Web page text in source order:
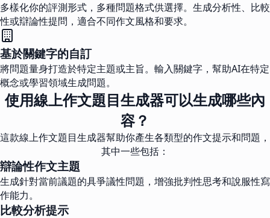
多樣化你的評測形式，多種問題格式供選擇。生成分析性、比較
性或辯論性提問，適合不同作文風格和要求。
基於關鍵字的自訂
將問題量身打造於特定主題或主旨。輸入關鍵字，幫助AI在特定
概念或學習領域生成問題。
使用線上作文題目生成器可以生成哪些內
容？
這款線上作文題目生成器幫助你產生各類型的作文提示和問題，
其中一些包括：
辯論性作文主題
生成針對當前議題的具爭議性問題，增強批判性思考和說服性寫
作能力。
比較分析提示